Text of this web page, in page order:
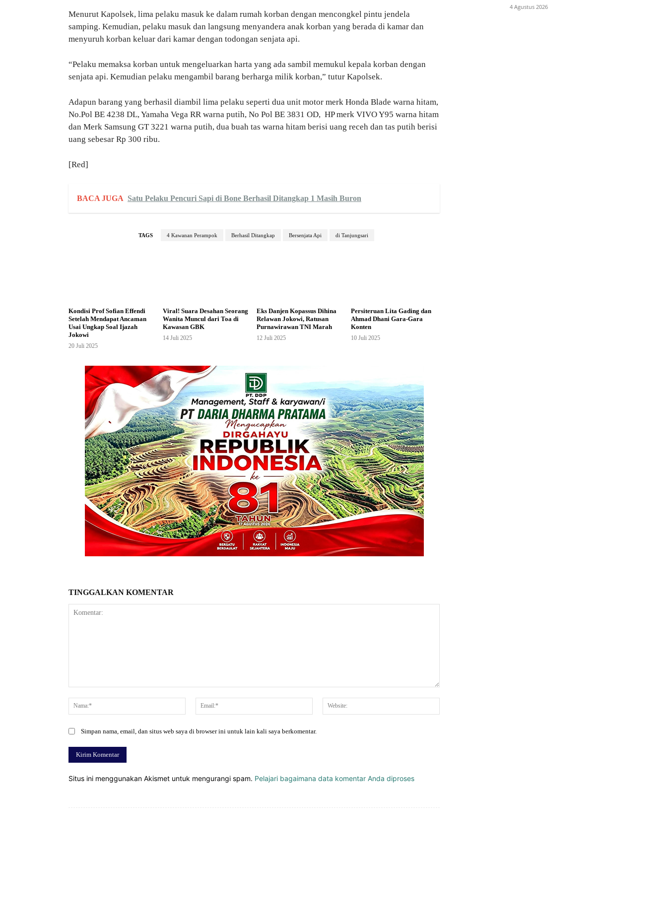
Menurut Kapolsek, lima pelaku masuk ke dalam rumah korban dengan mencongkel pintu jendela
samping. Kemudian, pelaku masuk dan langsung menyandera anak korban yang berada di kamar dan
menyuruh korban keluar dari kamar dengan todongan senjata api.
“Pelaku memaksa korban untuk mengeluarkan harta yang ada sambil memukul kepala korban dengan
senjata api. Kemudian pelaku mengambil barang berharga milik korban,” tutur Kapolsek.
Adapun barang yang berhasil diambil lima pelaku seperti dua unit motor merk Honda Blade warna hitam,
No.Pol BE 4238 DL, Yamaha Vega RR warna putih, No Pol BE 3831 OD, HP merk VIVO Y95 warna hitam
dan Merk Samsung GT 3221 warna putih, dua buah tas warna hitam berisi uang receh dan tas putih berisi
uang sebesar Rp 300 ribu.
[Red]
BACA JUGA Satu Pelaku Pencuri Sapi di Bone Berhasil Ditangkap 1 Masih Buron
TAGS 4 Kawanan Perampok Berhasil Ditangkap Bersenjata Api di Tanjungsari
Kondisi Prof Sofian Effendi
Setelah Mendapat Ancaman
Usai Ungkap Soal Ijazah
Jokowi
20 Juli 2025
Viral! Suara Desahan Seorang
Wanita Muncul dari Toa di
Kawasan GBK
14 Juli 2025
Eks Danjen Kopassus Dihina
Relawan Jokowi, Ratusan
Purnawirawan TNI Marah
12 Juli 2025
Persiteruan Lita Gading dan
Ahmad Dhani Gara-Gara
Konten
10 Juli 2025
TINGGALKAN KOMENTAR
Nama:*
Email:*
Simpan nama, email, dan situs web saya di browser ini untuk lain kali saya berkomentar.
Situs ini menggunakan Akismet untuk mengurangi spam. Pelajari bagaimana data komentar Anda diproses
4 Agustus 2026